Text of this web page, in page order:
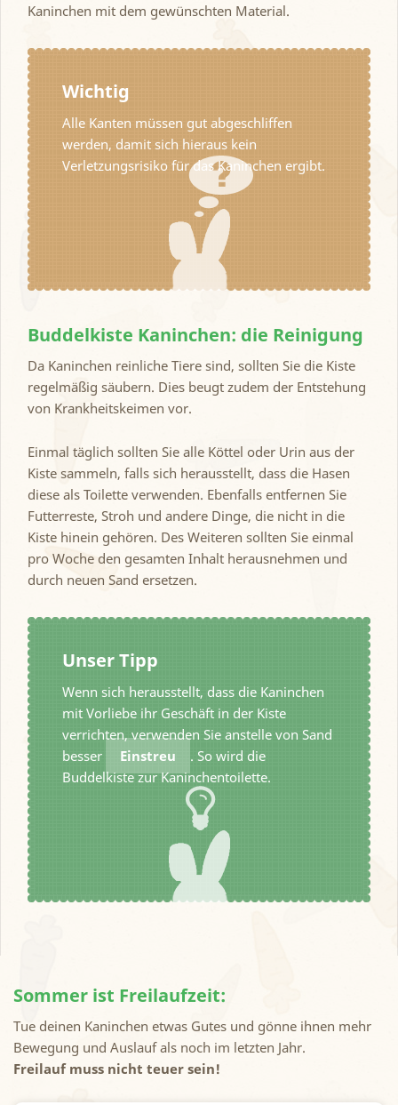
Kaninchen mit dem gewünschten Material.
Wichtig
Alle Kanten müssen gut abgeschliffen
werden, damit sich hieraus kein
Verletzungsrisiko für das Kaninchen ergibt.
Buddelkiste Kaninchen: die Reinigung
Da Kaninchen reinliche Tiere sind, sollten Sie die Kiste
regelmäßig säubern. Dies beugt zudem der Entstehung
von Krankheitskeimen vor.
Einmal täglich sollten Sie alle Köttel oder Urin aus der
Kiste sammeln, falls sich herausstellt, dass die Hasen
diese als Toilette verwenden. Ebenfalls entfernen Sie
Futterreste, Stroh und andere Dinge, die nicht in die
Kiste hinein gehören. Des Weiteren sollten Sie einmal
pro Woche den gesamten Inhalt herausnehmen und
durch neuen Sand ersetzen.
Unser Tipp
Wenn sich herausstellt, dass die Kaninchen
mit Vorliebe ihr Geschäft in der Kiste
verrichten, verwenden Sie anstelle von Sand
besser
Einstreu
. So wird die
Buddelkiste zur Kaninchentoilette.
Sommer ist Freilaufzeit:
Tue deinen Kaninchen etwas Gutes und gönne ihnen mehr
Bewegung und Auslauf als noch im letzten Jahr.
Freilauf muss nicht teuer sein!